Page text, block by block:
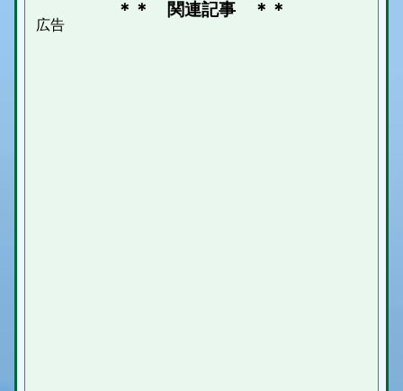
＊＊ 関連記事 ＊＊